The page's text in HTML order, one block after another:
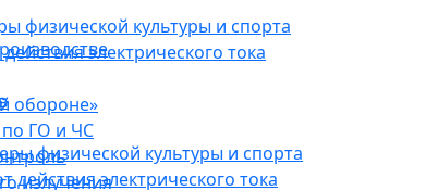
физической культуры и спорта
электрического тока
обороне»
ГО и ЧС
излучения
физической культуры и спорта
электрического тока